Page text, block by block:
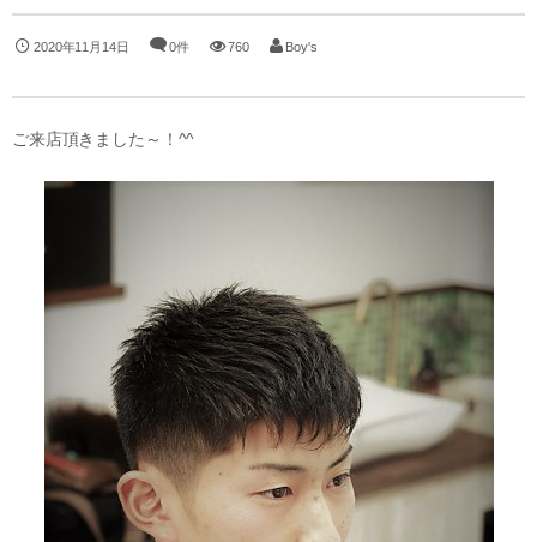
2020年11月14日 0件 760 Boy's
ご来店頂きました～！^^